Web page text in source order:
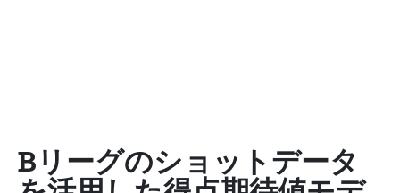
Bリーグのショットデータ